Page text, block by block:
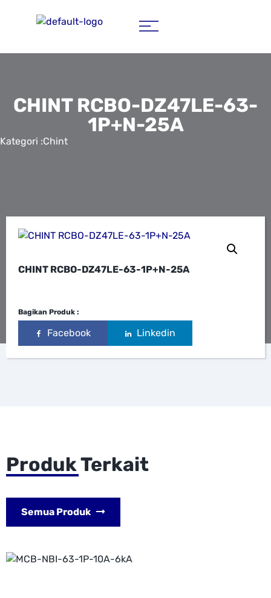
CHINT RCBO-DZ47LE-63-
1P+N-25A
Kategori :Chint
CHINT RCBO-DZ47LE-63-1P+N-25A
Bagikan Produk :
Facebook Linkedin
Produk Terkait
Semua Produk